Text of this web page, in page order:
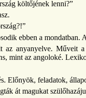
költőjének lenni?”
ebben a mondatban.
az anyanyelve. Műveit
mint az angoloké.
Előnyök, feladatok,
át magukat